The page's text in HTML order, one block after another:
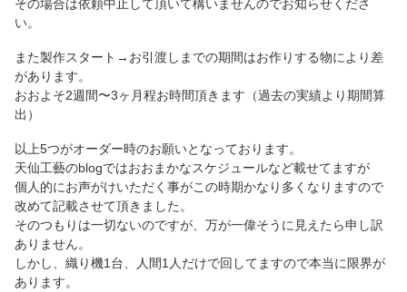
その場合は依頼中止して頂いて構いませんのでお知らせくださ
い。
また製作スタート→お引渡しまでの期間はお作りする物により差
があります。
おおよそ2週間〜3ヶ月程お時間頂きます（過去の実績より期間算
出）
以上5つがオーダー時のお願いとなっております。
天仙工藝のblogではおおまかなスケジュールなど載せてますが
個人的にお声がけいただく事がこの時期かなり多くなりますので
改めて記載させて頂きました。
そのつもりは一切ないのですが、万が一偉そうに見えたら申し訳
ありません。
しかし、織り機1台、人間1人だけで回してますので本当に限界が
あります。